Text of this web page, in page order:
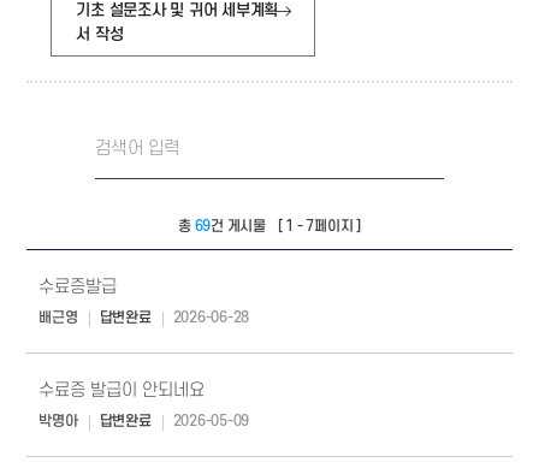
기초 설문조사 및 귀어 세부계획
서 작성
총 69건 게시물 [ 1 - 7페이지 ]
수료증발급
배근영 답변완료 2026-06-28
수료증 발급이 안되네요
박명아 답변완료 2026-05-09